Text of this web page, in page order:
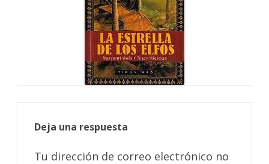
Deja una respuesta
Tu dirección de correo electrónico no